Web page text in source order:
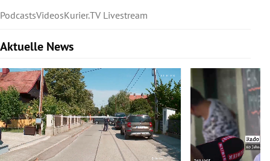
PodcastsVideosKurier.TV Livestream
Aktuelle News
Slide 1 von 6